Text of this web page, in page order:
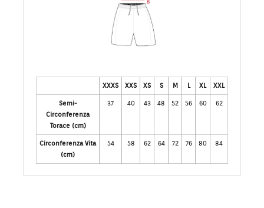
XXXS XXS XS S M L XL XXL
Semi-
Circonferenza
Torace (cm)
37 40 43 48 52 56 60 62
Circonferenza Vita
(cm)
54 58 62 64 72 76 80 84